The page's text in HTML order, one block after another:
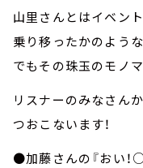
山里さんとはイベン
乗り移ったかのよう
でもその珠玉のモノ
リスナーのみなさん
つおこないます！
●加藤さんの『おい！